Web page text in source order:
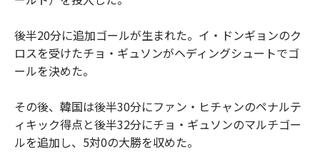
後半20分に追加ゴールが生まれた。イ・ドンギョンのク
ロスを受けたチョ・ギュソンがヘディングシュートでゴ
ールを決めた。
その後、韓国は後半30分にファン・ヒチャンのペナルテ
ィキック得点と後半32分にチョ・ギュソンのマルチゴー
ルを追加し、5対0の大勝を収めた。